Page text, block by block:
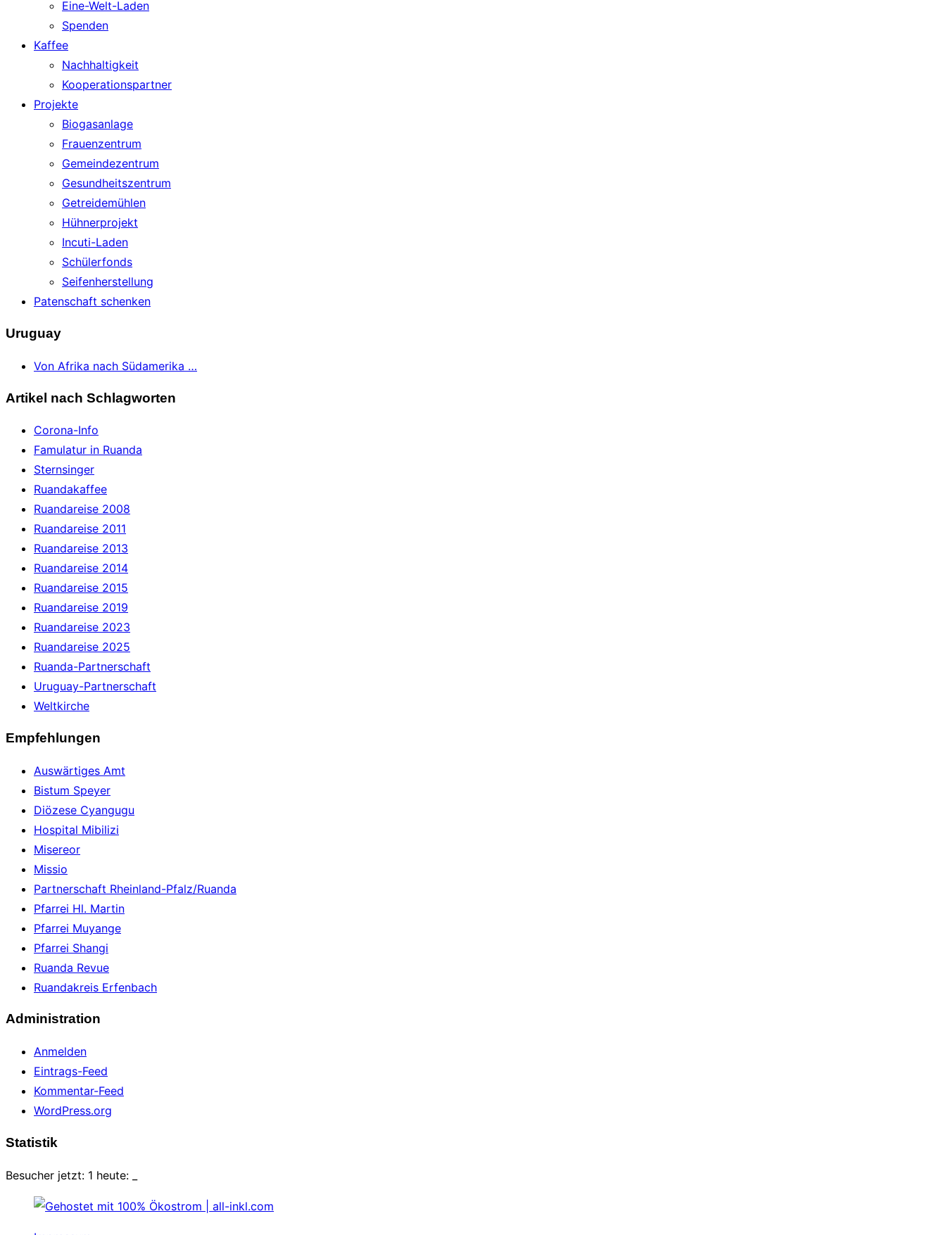
Eine-Welt-Laden
Spenden
Kaffee
Nachhaltigkeit
Kooperationspartner
Projekte
Biogasanlage
Frauenzentrum
Gemeindezentrum
Gesundheitszentrum
Getreidemühlen
Hühnerprojekt
Incuti-Laden
Schülerfonds
Seifenherstellung
Patenschaft schenken
Uruguay
Von Afrika nach Südamerika …
Artikel nach Schlagworten
Corona-Info
Famulatur in Ruanda
Sternsinger
Ruandakaffee
Ruandareise 2008
Ruandareise 2011
Ruandareise 2013
Ruandareise 2014
Ruandareise 2015
Ruandareise 2019
Ruandareise 2023
Ruandareise 2025
Ruanda-Partnerschaft
Uruguay-Partnerschaft
Weltkirche
Empfehlungen
Auswärtiges Amt
Bistum Speyer
Diözese Cyangugu
Hospital Mibilizi
Misereor
Missio
Partnerschaft Rheinland-Pfalz/Ruanda
Pfarrei Hl. Martin
Pfarrei Muyange
Pfarrei Shangi
Ruanda Revue
Ruandakreis Erfenbach
Administration
Anmelden
Eintrags-Feed
Kommentar-Feed
WordPress.org
Statistik
Besucher jetzt: 1 heute: